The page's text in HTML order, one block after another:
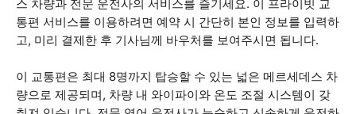
스 차량과 전문 운전사의 서비스를 즐기세요. 이 프라이빗 교
통편 서비스를 이용하려면 예약 시 간단히 본인 정보를 입력하
고, 미리 결제한 후 기사님께 바우처를 보여주시면 됩니다.
이 교통편은 최대 8명까지 탑승할 수 있는 넓은 메르세데스 차
량으로 제공되며, 차량 내 와이파이와 온도 조절 시스템이 갖